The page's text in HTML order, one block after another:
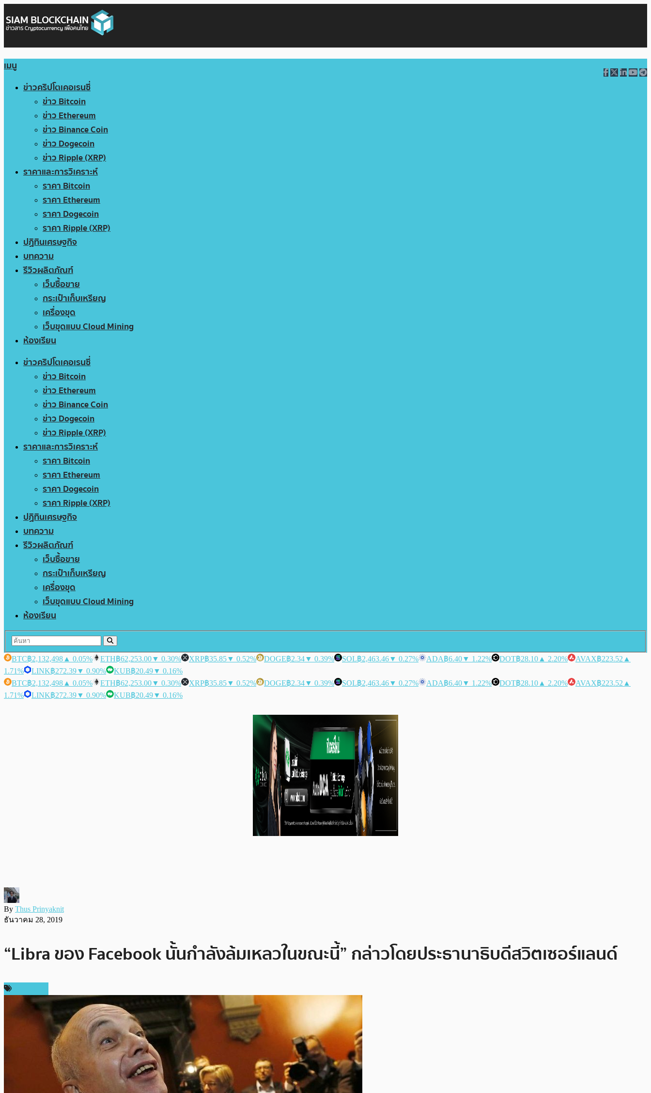
เมนู
ข่าวคริปโตเคอเรนซี่
ข่าว Bitcoin
ข่าว Ethereum
ข่าว Binance Coin
ข่าว Dogecoin
ข่าว Ripple (XRP)
ราคาและการวิเคราะห์
ราคา Bitcoin
ราคา Ethereum
ราคา Dogecoin
ราคา Ripple (XRP)
ปฏิทินเศรษฐกิจ
บทความ
รีวิวผลิตภัณฑ์
เว็บซื้อขาย
กระเป๋าเก็บเหรียญ
เครื่องขุด
เว็บขุดแบบ Cloud Mining
ห้องเรียน
ข่าวคริปโตเคอเรนซี่
ข่าว Bitcoin
ข่าว Ethereum
ข่าว Binance Coin
ข่าว Dogecoin
ข่าว Ripple (XRP)
ราคาและการวิเคราะห์
ราคา Bitcoin
ราคา Ethereum
ราคา Dogecoin
ราคา Ripple (XRP)
ปฏิทินเศรษฐกิจ
บทความ
รีวิวผลิตภัณฑ์
เว็บซื้อขาย
กระเป๋าเก็บเหรียญ
เครื่องขุด
เว็บขุดแบบ Cloud Mining
ห้องเรียน
BTC฿2,132,498 ▲ 0.05% ETH฿62,253.00▼ 0.30% XRP฿35.85▼ 0.52% DOGE฿2.34▼ 0.39% SOL฿2,463.46▼ 0.27% ADA฿6.40▼ 1.22% DOT฿28.10 ▲ 2.20% AVAX฿223.52 ▲
1.71%
LINK฿272.39▼ 0.90% KUB฿20.49▼ 0.16%
BTC฿2,132,498 ▲ 0.05% ETH฿62,253.00▼ 0.30% XRP฿35.85▼ 0.52% DOGE฿2.34▼ 0.39% SOL฿2,463.46▼ 0.27% ADA฿6.40▼ 1.22% DOT฿28.10 ▲ 2.20% AVAX฿223.52 ▲
1.71%
LINK฿272.39▼ 0.90% KUB฿20.49▼ 0.16%
By Thus Prinyaknit
ธันวาคม 28, 2019
“Libra ของ Facebook นั้นกำลังล้มเหลวในขณะนี้” กล่าวโดยประธานาธิบดีสวิตเซอร์แลนด์